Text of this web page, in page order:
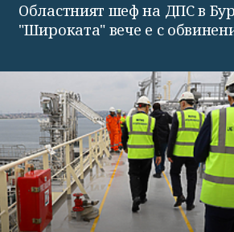
Областният шеф на ДПС в
"Широката" вече е с